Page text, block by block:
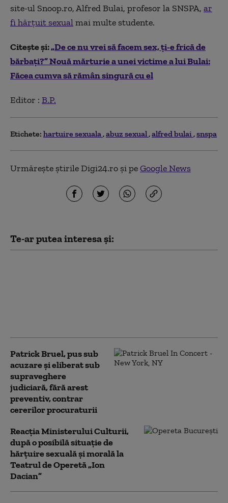
site-ul Snoop.ro, Alfred Bulai, profesor la SNSPA, ar
fi hărţuit sexualmai multe studente.
Citește și:„De ce nu vrei să facem sex, ți-e frică de
bărbați?” Nouă mărturie a unei victime a lui Bulai:
Făcea cumva să rămân singură cu el
Editor : B.P.
Etichete: hartuire sexuala abuz sexual alfred bulai snspa
Urmărește știrile Digi24.ro și peGoogle News
Te-ar putea interesa și:
Patrick Bruel, pus sub
acuzare și eliberat sub
supraveghere
judiciară, fără arest
preventiv, contrar
cererilor procuraturii
Reacția Ministerului Culturii,
după o posibilă situaţie de
hărţuire sexuală şi morală la
Teatrul de Operetă „Ion
Dacian”